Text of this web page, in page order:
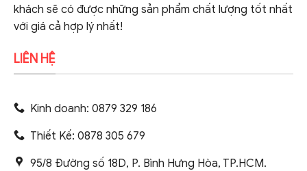
khách sẽ có được những sản phẩm chất lượng tốt nhất
với giá cả hợp lý nhất!
LIÊN HỆ
Kinh doanh: 0879 329 186
Thiết Kế: 0878 305 679
95/8 Đường số 18D, P. Bình Hưng Hòa, TP.HCM.